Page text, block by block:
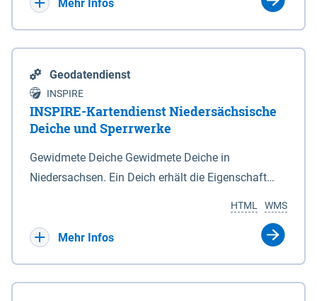
Mehr Infos
Geodatendienst
INSPIRE
INSPIRE-Kartendienst Niedersächsische
Deiche und Sperrwerke
Gewidmete Deiche Gewidmete Deiche in
Niedersachsen. Ein Deich erhält die Eigenschaft
Deichbehörde durch Verordnung ausspricht. Für
WMS
HTML
Mehr Infos